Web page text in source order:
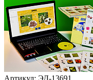
Артикул: ЭД-13691